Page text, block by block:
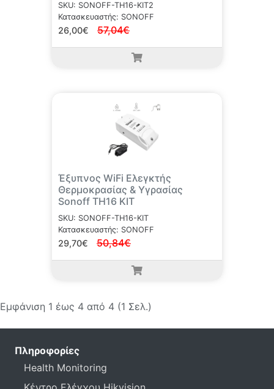
SKU: SONOFF-TH16-KIT2
Κατασκευαστής: SONOFF
26,00€ 57,04€
Έξυπνος WiFi Ελεγκτής
Θερμοκρασίας & Υγρασίας
Sonoff TH16 KIT
SKU: SONOFF-TH16-KIT
Κατασκευαστής: SONOFF
29,70€ 50,84€
Εμφάνιση 1 έως 4 από 4 (1 Σελ.)
Πληροφορίες
Health Monitoring